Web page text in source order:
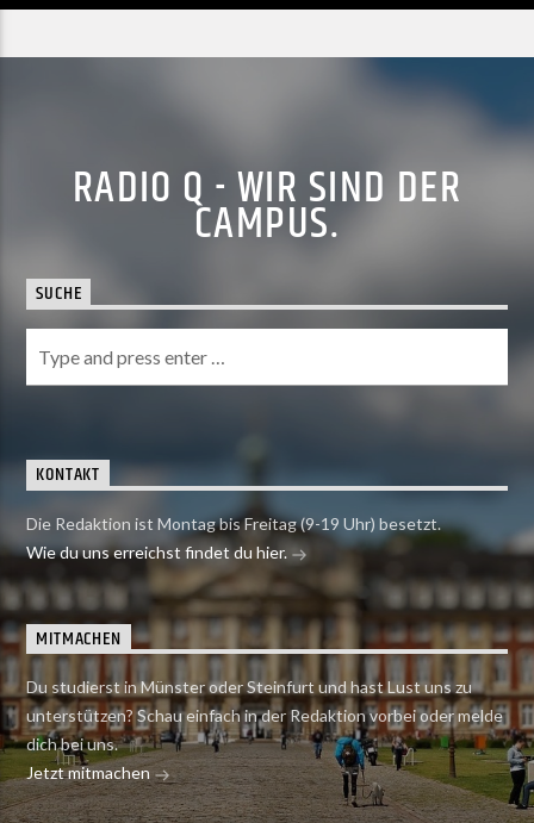
RADIO Q - WIR SIND DER
CAMPUS.
SUCHE
KONTAKT
Die Redaktion ist Montag bis Freitag (9-19 Uhr) besetzt.
Wie du uns erreichst findet du hier.
MITMACHEN
Du studierst in Münster oder Steinfurt und hast Lust uns zu
unterstützen? Schau einfach in der Redaktion vorbei oder melde
dich bei uns.
Jetzt mitmachen